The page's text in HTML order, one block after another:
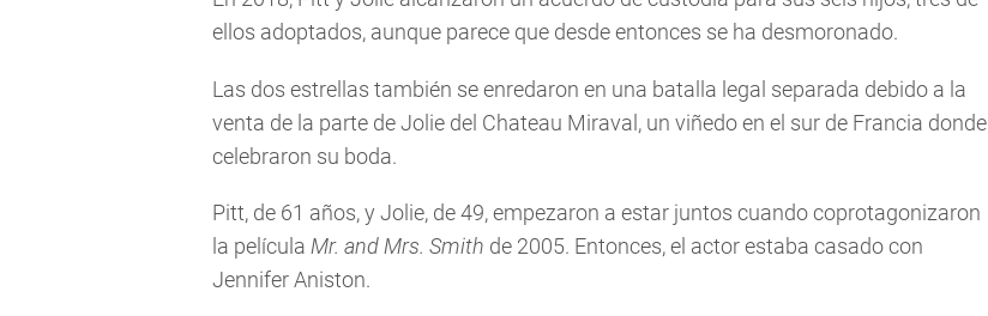
ellos adoptados, aunque parece que desde entonces se ha desmoronado.
Las dos estrellas también se enredaron en una batalla legal separada debido a la
venta de la parte de Jolie del Chateau Miraval, un viñedo en el sur de Francia donde
celebraron su boda.
Pitt, de 61 años, y Jolie, de 49, empezaron a estar juntos cuando coprotagonizaron
la película Mr. and Mrs. Smith de 2005. Entonces, el actor estaba casado con
Jennifer Aniston.